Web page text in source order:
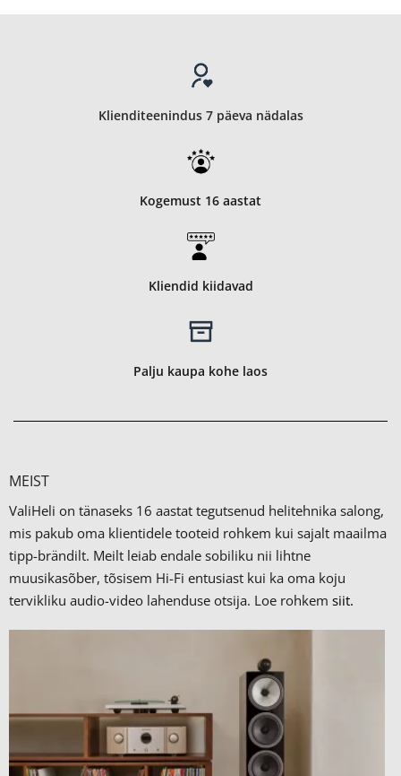
Klienditeenindus 7 päeva nädalas
Kogemust 16 aastat
Kliendid kiidavad
Palju kaupa kohe laos
MEIST
ValiHeli on tänaseks 16 aastat tegutsenud helitehnika salong,
mis pakub oma klientidele tooteid rohkem kui sajalt maailma
tipp-brändilt. Meilt leiab endale sobiliku nii lihtne
muusikasõber, tõsisem Hi-Fi entusiast kui ka oma koju
tervikliku audio-video lahenduse otsija. Loe rohkem siit.